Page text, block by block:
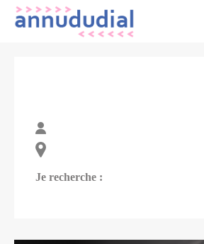
Je recherche :